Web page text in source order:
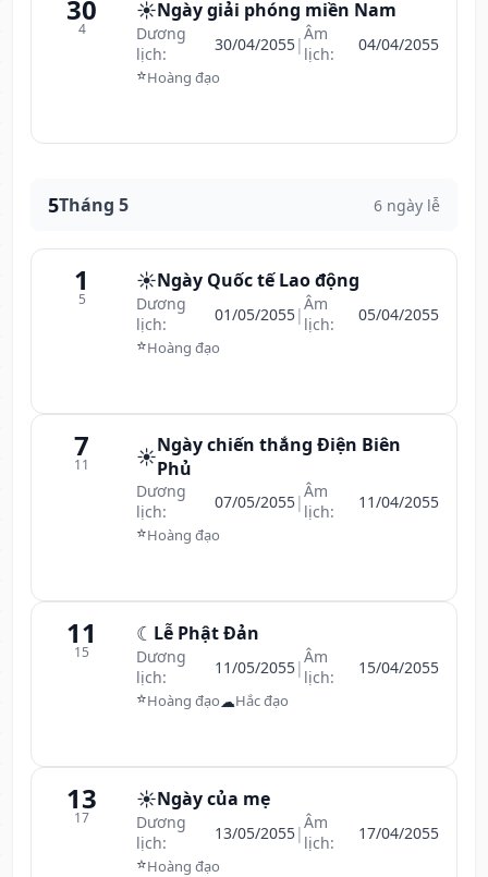
30
4
☀️Ngày giải phóng miền Nam
Dương
lịch:
30/04/2055|Âm
lịch:
04/04/2055
⭐Hoàng đạo
5Tháng 5 6 ngày lễ
1
5
☀️Ngày Quốc tế Lao động
Dương
lịch:
01/05/2055|Âm
lịch:
05/04/2055
⭐Hoàng đạo
7
11 ☀️Ngày chiến thắng Điện Biên
Phủ
Dương
lịch:
07/05/2055|Âm
lịch:
11/04/2055
⭐Hoàng đạo
11
15
☾ Lễ Phật Đản
Dương
lịch:
11/05/2055|Âm
lịch:
15/04/2055
⭐Hoàng đạo☁Hắc đạo
13
17
☀️Ngày của mẹ
Dương
lịch:
13/05/2055|Âm
lịch:
17/04/2055
⭐Hoàng đạo